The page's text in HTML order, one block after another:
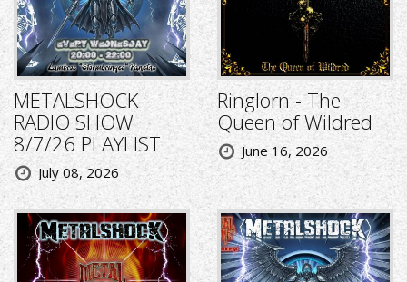
METALSHOCK
RADIO SHOW
8/7/26 PLAYLIST
July 08, 2026
Ringlorn - The
Queen of Wildred
June 16, 2026